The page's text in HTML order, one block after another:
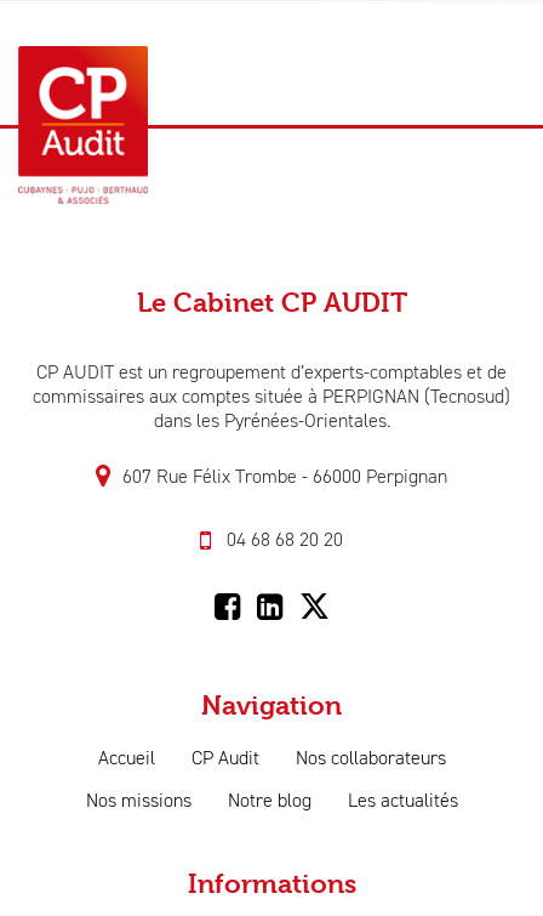
Le Cabinet CP AUDIT
CP AUDIT est un regroupement d’experts-comptables et de
commissaires aux comptes située à PERPIGNAN (Tecnosud)
dans les Pyrénées-Orientales.
607 Rue Félix Trombe 66000 Perpignan
04 68 68 20 20
Navigation
Accueil CP Audit
Nos collaborateurs
Nos missions
Notre blog Les actualités
Informations